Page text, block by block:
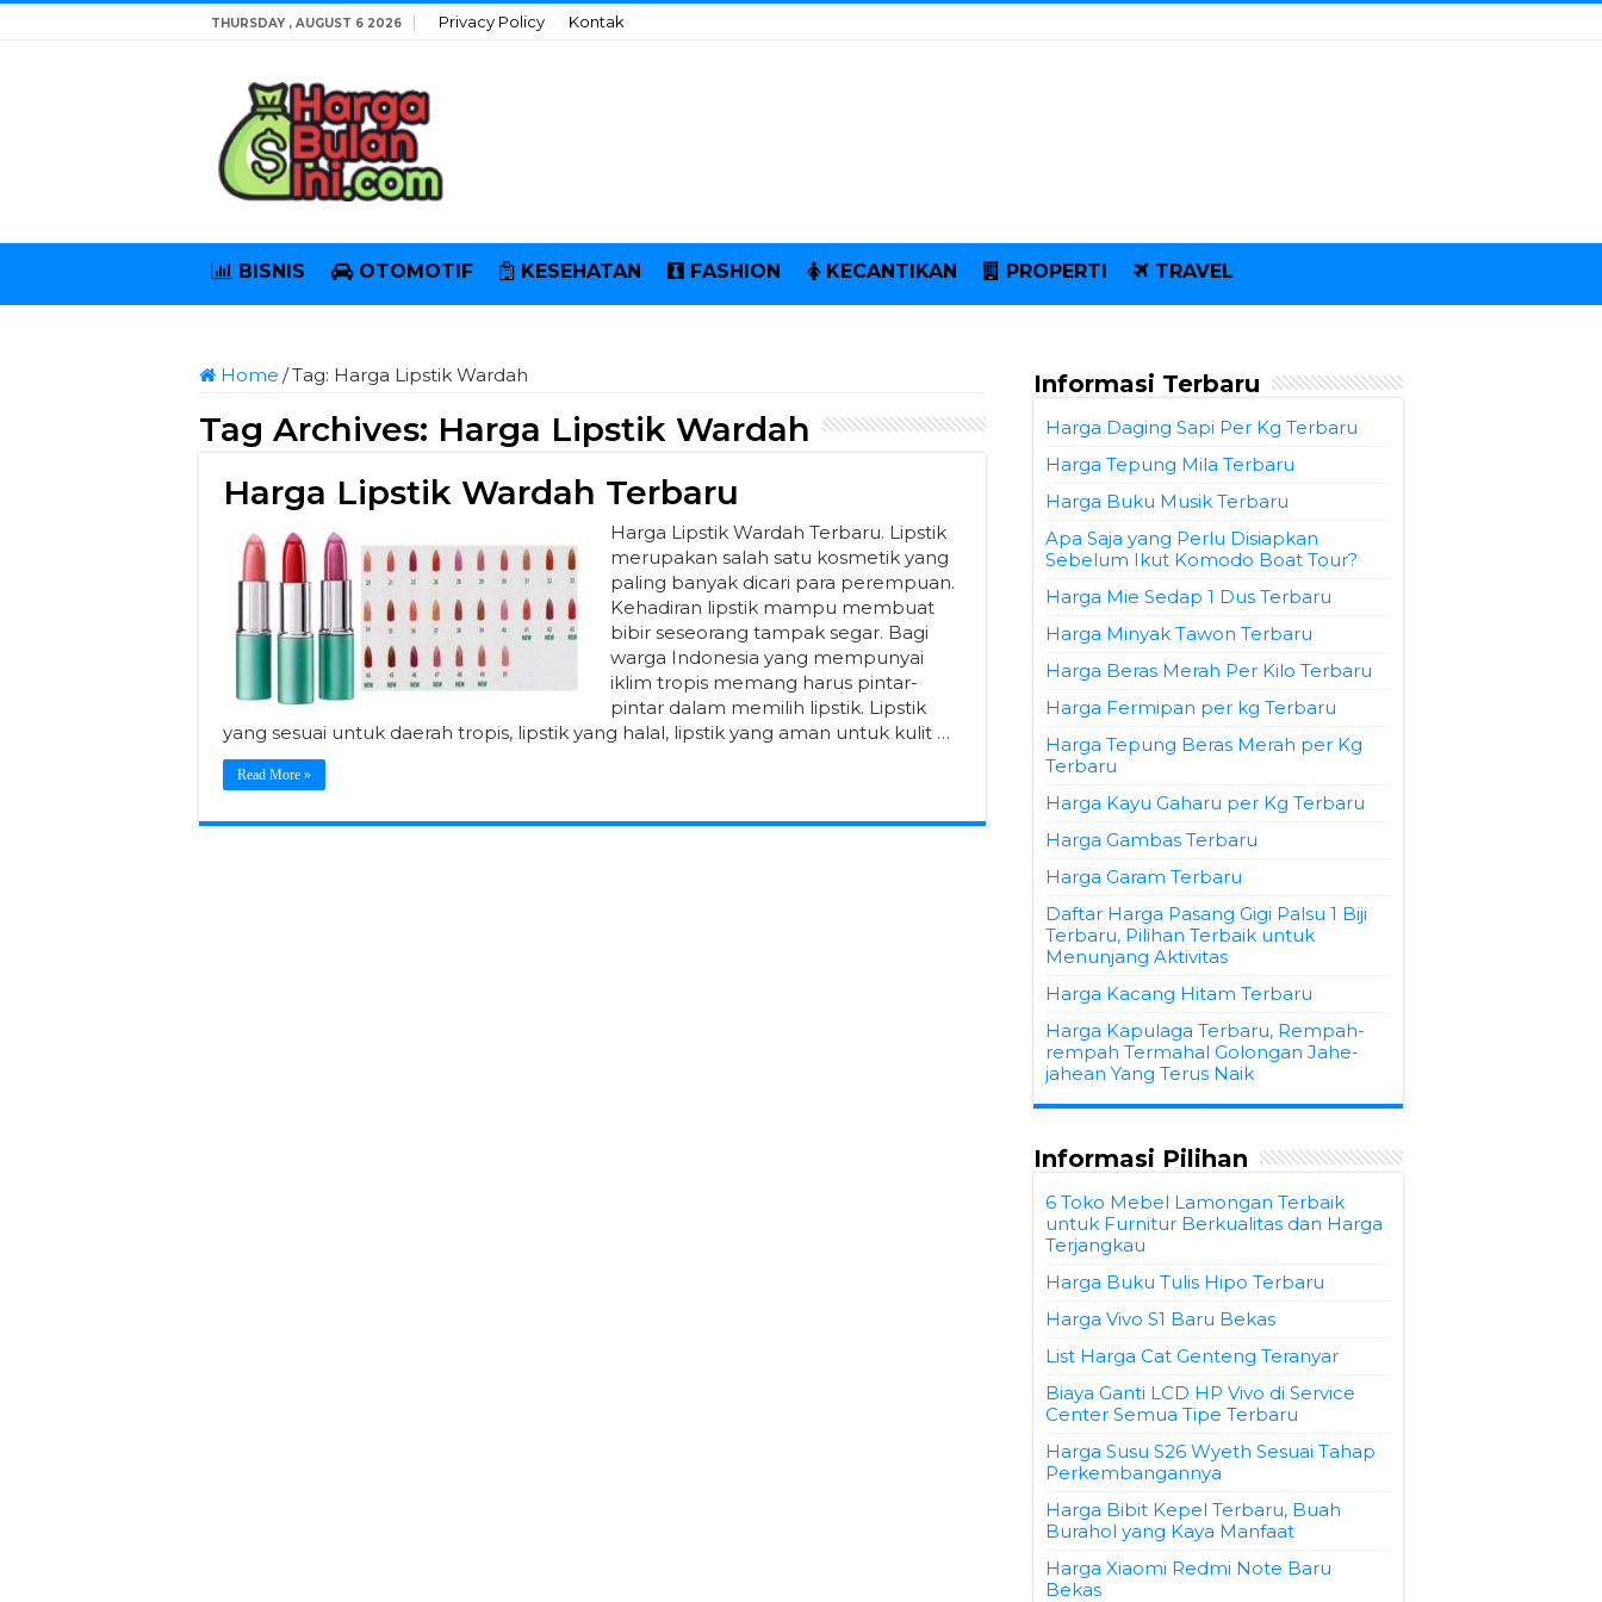
THURSDAY , AUGUST 6 2026 Privacy Policy Kontak
BISNIS OTOMOTIF KESEHATAN FASHION KECANTIKAN PROPERTI TRAVEL
Home /Tag: Harga Lipstik Wardah
Tag Archives: Harga Lipstik Wardah
Harga Lipstik Wardah Terbaru
Harga Lipstik Wardah Terbaru. Lipstik
merupakan salah satu kosmetik yang
paling banyak dicari para perempuan.
Kehadiran lipstik mampu membuat
bibir seseorang tampak segar. Bagi
warga Indonesia yang mempunyai
iklim tropis memang harus pintar-
pintar dalam memilih lipstik. Lipstik
yang sesuai untuk daerah tropis, lipstik yang halal, lipstik yang aman untuk kulit …
Read More »
Informasi Terbaru
Harga Daging Sapi Per Kg Terbaru
Harga Tepung Mila Terbaru
Harga Buku Musik Terbaru
Apa Saja yang Perlu Disiapkan
Sebelum Ikut Komodo Boat Tour?
Harga Mie Sedap 1 Dus Terbaru
Harga Minyak Tawon Terbaru
Harga Beras Merah Per Kilo Terbaru
Harga Fermipan per kg Terbaru
Harga Tepung Beras Merah per Kg
Terbaru
Harga Kayu Gaharu per Kg Terbaru
Harga Gambas Terbaru
Harga Garam Terbaru
Daftar Harga Pasang Gigi Palsu 1 Biji
Terbaru, Pilihan Terbaik untuk
Menunjang Aktivitas
Harga Kacang Hitam Terbaru
Harga Kapulaga Terbaru, Rempah-
rempah Termahal Golongan Jahe-
jahean Yang Terus Naik
Informasi Pilihan
6 Toko Mebel Lamongan Terbaik
untuk Furnitur Berkualitas dan Harga
Terjangkau
Harga Buku Tulis Hipo Terbaru
Harga Vivo S1 Baru Bekas
List Harga Cat Genteng Teranyar
Biaya Ganti LCD HP Vivo di Service
Center Semua Tipe Terbaru
Harga Susu S26 Wyeth Sesuai Tahap
Perkembangannya
Harga Bibit Kepel Terbaru, Buah
Burahol yang Kaya Manfaat
Harga Xiaomi Redmi Note Baru
Bekas